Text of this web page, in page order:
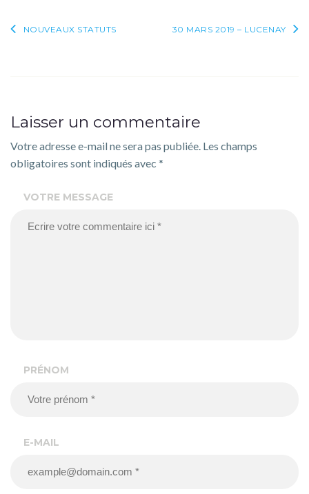
Navigation
NOUVEAUX STATUTS 30 MARS 2019 – LUCENAY
Laisser un commentaire
Votre adresse e-mail ne sera pas publiée. Les champs
obligatoires sont indiqués avec *
VOTRE MESSAGE
PRÉNOM
E-MAIL